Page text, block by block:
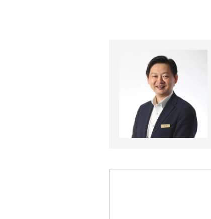
ホームオーナー様が集う会『100TOMO』
近代ホーム公式LINE